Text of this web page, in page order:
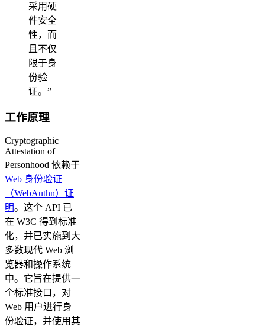
采用硬
件安全
性，而
且不仅
限于身
份验
证。”
工作原理
Cryptographic
Attestation of
Personhood 依赖于
Web 身份验证
（WebAuthn）证
明。这个 API 已
在 W3C 得到标准
化，并已实施到大
多数现代 Web 浏
览器和操作系统
中。它旨在提供一
个标准接口，对
Web 用户进行身
份验证，并使用其